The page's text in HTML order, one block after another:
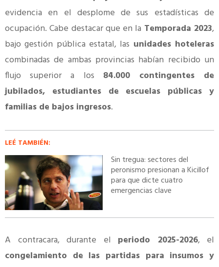
evidencia en el desplome de sus estadísticas de
ocupación. Cabe destacar que en la Temporada 2023,
bajo gestión pública estatal, las unidades hoteleras
combinadas de ambas provincias habían recibido un
flujo superior a los 84.000 contingentes de
jubilados, estudiantes de escuelas públicas y
familias de bajos ingresos.
LEÉ TAMBIÉN:
Sin tregua: sectores del
peronismo presionan a Kicillof
para que dicte cuatro
emergencias clave
A contracara, durante el periodo 2025-2026, el
congelamiento de las partidas para insumos y